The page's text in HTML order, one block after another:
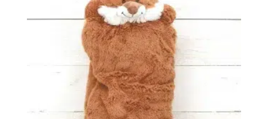
options
peuvent
être
choisies
sur
la
page